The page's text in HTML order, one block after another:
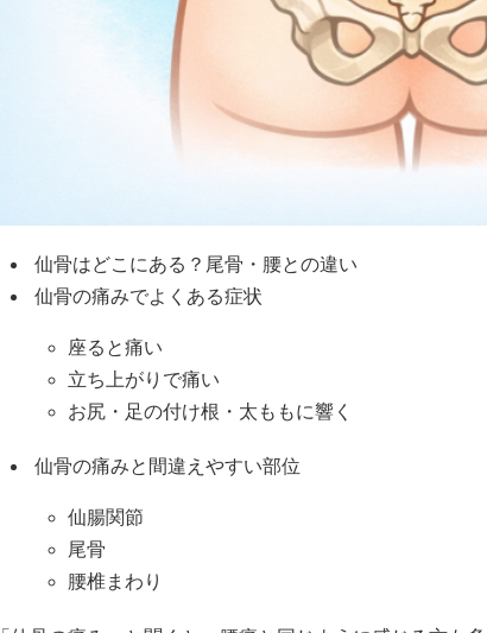
仙骨はどこにある？尾骨・腰との違い
仙骨の痛みでよくある症状
座ると痛い
立ち上がりで痛い
お尻・足の付け根・太ももに響く
仙骨の痛みと間違えやすい部位
仙腸関節
尾骨
腰椎まわり